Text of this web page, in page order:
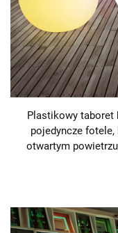
Plastikowy taboret
pojedyncze fotele,
otwartym